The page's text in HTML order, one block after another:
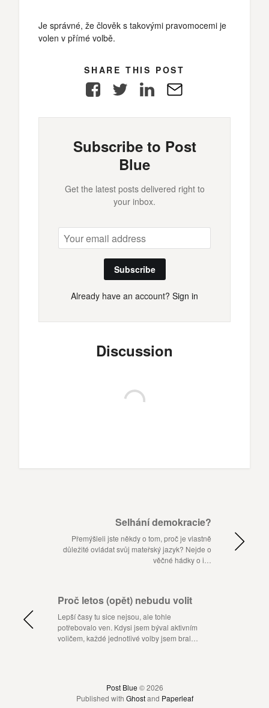
Je správné, že člověk s takovými pravomocemi je
volen v přímé volbě.
SHARE THIS POST
FacebookTwitter LinkedIn
Subscribe to Post
Blue
Get the latest posts delivered right to
your inbox.
Subscribe
Already have an account? Sign in
Discussion
Selhání demokracie?
Přemýšleli jste někdy o tom, proč je vlastně
důležité ovládat svůj mateřský jazyk? Nejde o
věčné hádky o i…
Proč letos (opět) nebudu volit
Lepší časy tu sice nejsou, ale tohle
potřebovalo ven. Kdysi jsem býval aktivním
voličem, každé jednotlivé volby jsem bral…
Post Blue © 2026
Published with Ghostand Paperleaf